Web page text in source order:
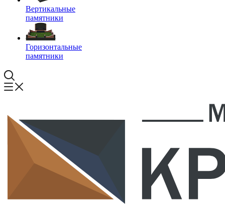
Вертикальные
памятники
Горизонтальные
памятники